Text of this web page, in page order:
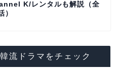
K/レンタルも解説（全
）
流ドラマをチェック